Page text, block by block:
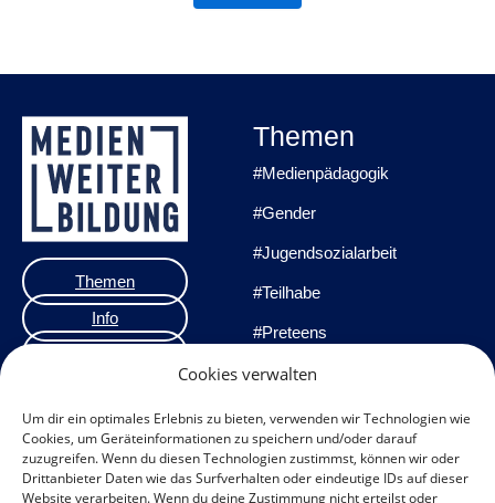
Cookies verwalten
Um dir ein optimales Erlebnis zu bieten, verwenden wir Technologien wie
Cookies, um Geräteinformationen zu speichern und/oder darauf
zuzugreifen. Wenn du diesen Technologien zustimmst, können wir oder
Drittanbieter Daten wie das Surfverhalten oder eindeutige IDs auf dieser
Website verarbeiten. Wenn du deine Zustimmung nicht erteilst oder
Themen
Info
Impressum
Datenschutzerklärung
Themen
#Medienpädagogik
#Gender
#Jugendsozialarbeit
#Teilhabe
#Preteens
#Praxisprojekte
#Methoden